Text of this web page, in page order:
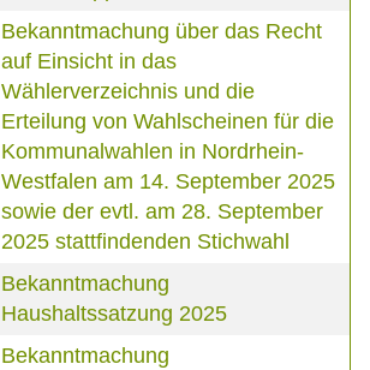
Bekanntmachung über das Recht
auf Einsicht in das
Wählerverzeichnis und die
Erteilung von Wahlscheinen für die
Kommunalwahlen in Nordrhein-
Westfalen am 14. September 2025
sowie der evtl. am 28. September
2025 stattfindenden Stichwahl
Bekanntmachung
Haushaltssatzung 2025
Bekanntmachung